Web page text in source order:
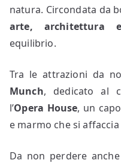
natura. Circondata da
arte, architettura
equilibrio.
Tra le attrazioni da
Munch, dedicato al
l’Opera House, un
e marmo che si
Da non perdere